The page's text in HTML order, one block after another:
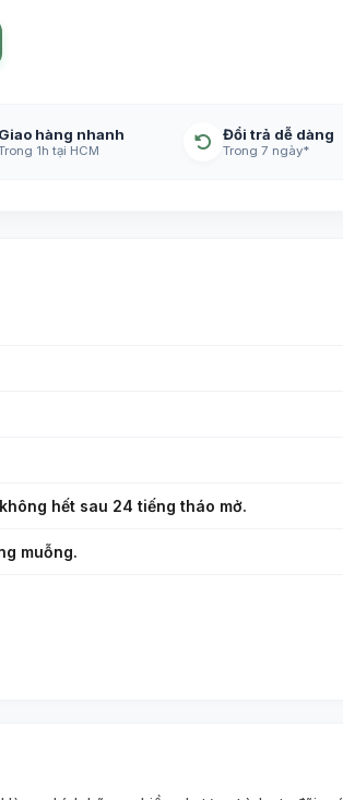
Giao hàng nhanh
1h tại HCM
Đổi trả dễ dàng
Trong 7 ngày*
hết sau 24 tiếng tháo mở.
muỗng.